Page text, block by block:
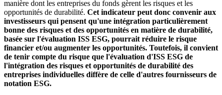
manière dont les entreprises du fonds gèrent les risques et les
opportunités de durabilité. Cet indicateur peut donc convenir aux
investisseurs qui pensent qu'une intégration particulièrement
bonne des risques et des opportunités en matière de durabilité,
basée sur l'évaluation ISS ESG, pourrait réduire le risque
financier et/ou augmenter les opportunités. Toutefois, il convient
de tenir compte du risque que l'évaluation d'ISS ESG de
l'intégration des risques et opportunités de durabilité des
entreprises individuelles diffère de celle d'autres fournisseurs de
notation ESG.